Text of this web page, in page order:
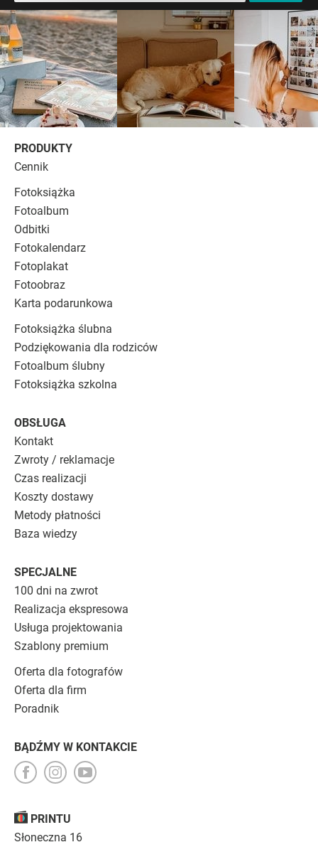
PRINTU
Słoneczna 16
PRODUKTY
Cennik
Fotoksiążka
Fotoalbum
Odbitki
Fotokalendarz
Fotoplakat
Fotoobraz
Karta podarunkowa
Fotoksiążka ślubna
Podziękowania dla rodziców
Fotoalbum ślubny
Fotoksiążka szkolna
OBSŁUGA
Kontakt
Zwroty / reklamacje
Czas realizacji
Koszty dostawy
Metody płatności
Baza wiedzy
SPECJALNE
100 dni na zwrot
Realizacja ekspresowa
Usługa projektowania
Szablony premium
Oferta dla fotografów
Oferta dla firm
Poradnik
BĄDŹMY W KONTAKCIE